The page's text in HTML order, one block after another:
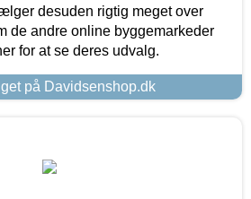
desuden rigtig meget over
de andre online byggemarkeder
for at se deres udvalg.
på Davidsenshop.dk